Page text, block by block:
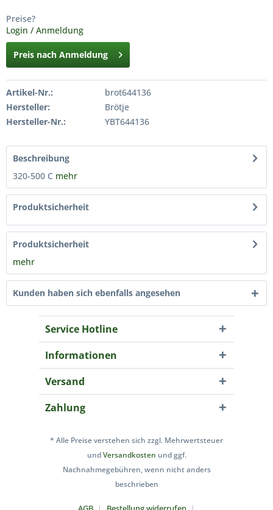
Preise?
Login / Anmeldung
Preis nach Anmeldung
Artikel-Nr.:
brot644136
Hersteller:
Brötje
Hersteller-Nr.:
YBT644136
Beschreibung
320-500 C mehr
Produktsicherheit
Produktsicherheit
mehr
Kunden haben sich ebenfalls angesehen
Service Hotline
Informationen
Versand
Zahlung
* Alle Preise verstehen sich zzgl. Mehrwertsteuer
undVersandkosten und ggf.
Nachnahmegebühren, wenn nicht anders
beschrieben